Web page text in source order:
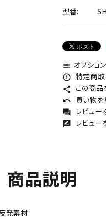
型番:
toc オプショ
error_outline 特定商
share この商品
undo 買い物
forum レビュ
rate_review レビュー
商品説明
発素材